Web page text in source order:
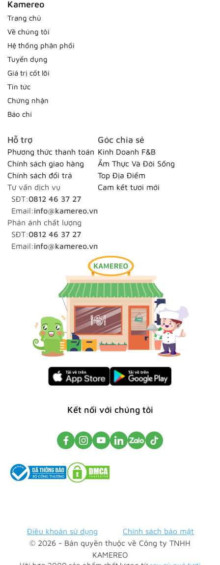
Kamereo
Trang chủ
Về chúng tôi
Hệ thống phân phối
Tuyển dụng
Giá trị cốt lõi
Tin tức
Chứng nhận
Báo chí
Hỗ trợ
Phương thức thanh toán
Chính sách giao hàng
Chính sách đổi trả
Tư vấn dịch vụ
SĐT:0812 46 37 27
Email:info@kamereo.vn
Phản ánh chất lượng
SĐT:0812 46 37 27
Email:info@kamereo.vn
Góc chia sẻ
Kinh Doanh F&B
Ẩm Thực Và Đời Sống
Top Địa Điểm
Cam kết tươi mới
Kết nối với chúng tôi
© 2026 - Bản quyền thuộc về Công ty TNHH
KAMEREO
Điều khoản sử dụng Chính sách bảo mật